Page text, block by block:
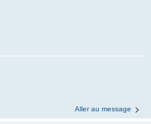
Aller au message